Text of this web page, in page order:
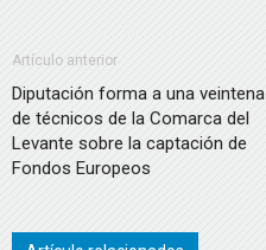
Artículo anterior
Diputación forma a una veintena
de técnicos de la Comarca del
Levante sobre la captación de
Fondos Europeos